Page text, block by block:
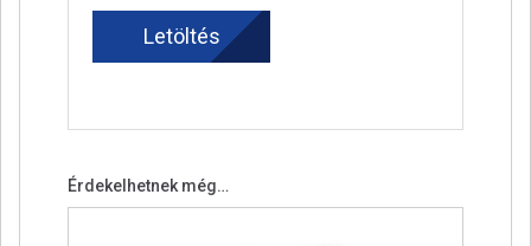
Letöltés
Érdekelhetnek még…